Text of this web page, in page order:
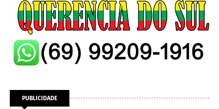
PUBLICIDADE